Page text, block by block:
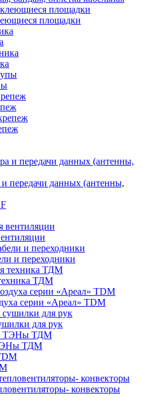
площадки
и передачи данных (антенны,
и переходники
ТДМ
серии «Ареал» TDM
для рук
ТДМ
конвекторы